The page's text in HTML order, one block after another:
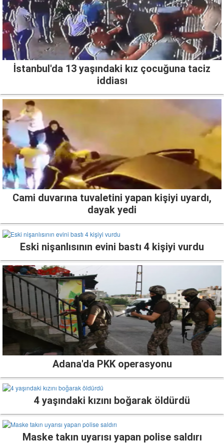
İstanbul'da 13 yaşındaki kız çocuğuna taciz
iddiası
Cami duvarına tuvaletini yapan kişiyi uyardı,
dayak yedi
Eski nişanlısının evini bastı 4 kişiyi vurdu
Adana'da PKK operasyonu
4 yaşındaki kızını boğarak öldürdü
Maske takın uyarısı yapan polise saldırı